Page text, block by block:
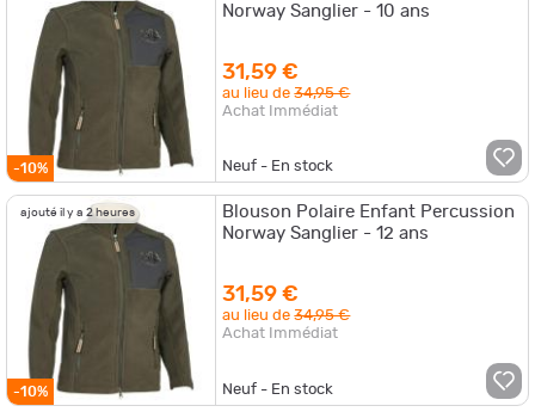
-10%
Norway Sanglier - 10 ans
31,59 €
au lieu de34,95 €
Achat Immédiat
Neuf - En stock
ajouté il y a 2 heures
-10%
Blouson Polaire Enfant Percussion
Norway Sanglier - 12 ans
31,59 €
au lieu de34,95 €
Achat Immédiat
Neuf - En stock